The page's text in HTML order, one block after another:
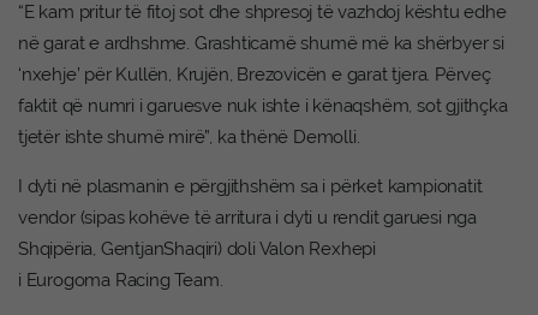
“E kam pritur të fitoj sot dhe shpresoj të vazhdoj kështu edhe
në garat e ardhshme. Grashticamë shumë më ka shërbyer si
‘nxehje’ për Kullën, Krujën, Brezovicën e garat tjera. Përveç
faktit që numri i garuesve nuk ishte i kënaqshëm, sot gjithçka
tjetër ishte shumë mirë”, ka thënë Demolli.
I dyti në plasmanin e përgjithshëm sa i përket kampionatit
vendor (sipas kohëve të arritura i dyti u rendit garuesi nga
Shqipëria, GentjanShaqiri) doli Valon Rexhepi
i Eurogoma Racing Team.